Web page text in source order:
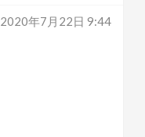
2020年7月22日 9:44